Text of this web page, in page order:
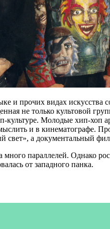
и прочих видах искусства
не только культовой
культуре. Молодые хип-
и в кинематографе.
свет», а документальный
много параллелей. Однако
от западного панка.